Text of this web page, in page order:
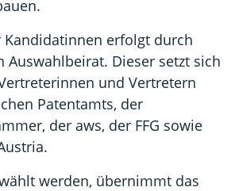
Kandidatinnen erfolgt durch
Auswahlbeirat. Dieser setzt sich
und Vertretern
Patentamts, der
der aws, der FFG sowie
werden, übernimmt das